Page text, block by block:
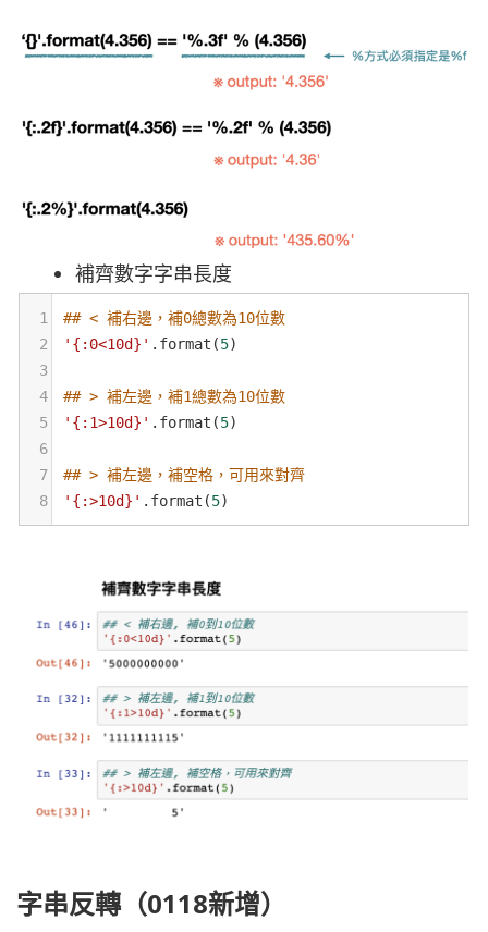
補齊數字字串長度
1
## < 補右邊，補0總數為10位數
2
'{:0<10d}' . format (5)
3
4
## > 補左邊，補1總數為10位數
5
'{:1>10d}' . format (5)
6
7
## > 補左邊，補空格，可用來對齊
8
'{:>10d}' . format (5)
字串反轉（0118新增）